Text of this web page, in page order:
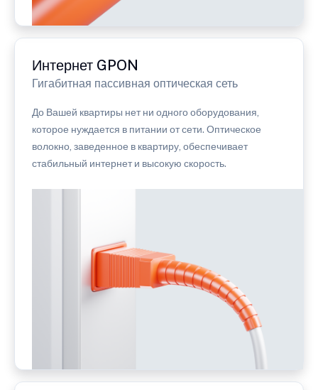
Интернет GPON
Гигабитная пассивная оптическая сеть
До Вашей квартиры нет ни одного оборудования,
которое нуждается в питании от сети. Оптическое
волокно, заведенное в квартиру, обеспечивает
стабильный интернет и высокую скорость.